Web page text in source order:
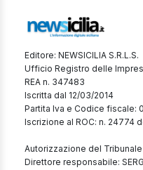
Editore: NEWSICILIA S.R.L.S.
Ufficio Registro delle
REA n. 347483
Iscritta dal 12/03/2014
Partita Iva e Codice fiscale:
Iscrizione al ROC: n. 24774
Autorizzazione del
Direttore responsabile: